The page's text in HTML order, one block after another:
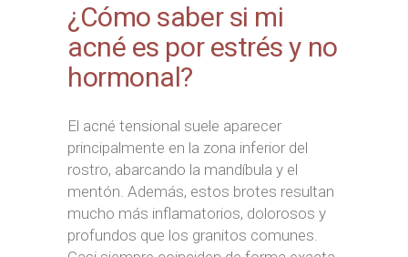
¿Cómo saber si mi
acné es por estrés y no
hormonal?
El acné tensional suele aparecer
principalmente en la zona inferior del
rostro, abarcando la mandíbula y el
mentón. Además, estos brotes resultan
mucho más inflamatorios, dolorosos y
profundos que los granitos comunes.